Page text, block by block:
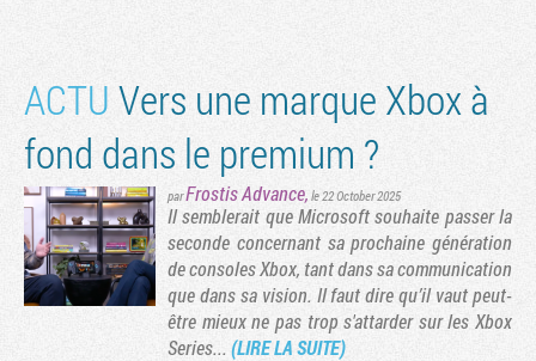
ACTU Vers une marque Xbox à
fond dans le premium ?
parFrostis Advance, le 22 October 2025
Il semblerait que Microsoft souhaite passer la
seconde concernant sa prochaine génération
de consoles Xbox, tant dans sa communication
que dans sa vision. Il faut dire qu’il vaut peut-
être mieux ne pas trop s'attarder sur les Xbox
Series... (LIRE LA SUITE)